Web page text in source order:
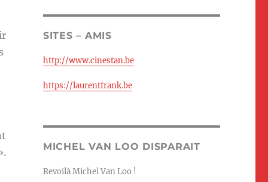
SITES – AMIS
http://www.cinestan.be
https://laurentfrank.be
MICHEL VAN LOO DISPARAIT
Revoilà Michel Van Loo !